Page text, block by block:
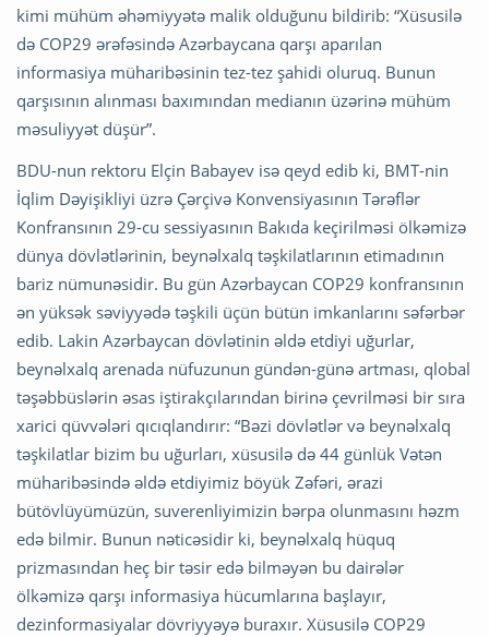
kimi mühüm əhəmiyyətə malik olduğunu bildirib: “Xüsusilə
də COP29 ərəfəsində Azərbaycana qarşı aparılan
informasiya müharibəsinin tez-tez şahidi oluruq. Bunun
qarşısının alınması baxımından medianın üzərinə mühüm
məsuliyyət düşür”.
BDU-nun rektoru Elçin Babayev isə qeyd edib ki, BMT-nin
İqlim Dəyişikliyi üzrə Çərçivə Konvensiyasının Tərəflər
Konfransının 29-cu sessiyasının Bakıda keçirilməsi ölkəmizə
dünya dövlətlərinin, beynəlxalq təşkilatlarının etimadının
bariz nümunəsidir. Bu gün Azərbaycan COP29 konfransının
ən yüksək səviyyədə təşkili üçün bütün imkanlarını səfərbər
edib. Lakin Azərbaycan dövlətinin əldə etdiyi uğurlar,
beynəlxalq arenada nüfuzunun gündən-günə artması, qlobal
təşəbbüslərin əsas iştirakçılarından birinə çevrilməsi bir sıra
xarici qüvvələri qıcıqlandırır: “Bəzi dövlətlər və beynəlxalq
təşkilatlar bizim bu uğurları, xüsusilə də 44 günlük Vətən
müharibəsində əldə etdiyimiz böyük Zəfəri, ərazi
bütövlüyümüzün, suverenliyimizin bərpa olunmasını həzm
edə bilmir. Bunun nəticəsidir ki, beynəlxalq hüquq
prizmasından heç bir təsir edə bilməyən bu dairələr
ölkəmizə qarşı informasiya hücumlarına başlayır,
dezinformasiyalar dövriyyəyə buraxır. Xüsusilə COP29